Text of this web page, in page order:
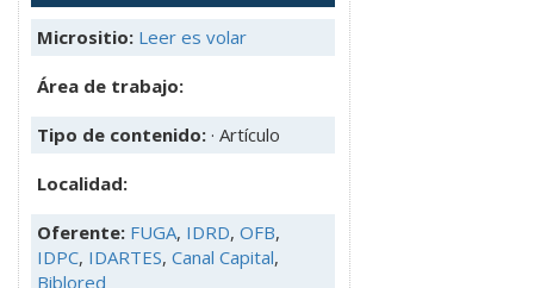
Micrositio: Leer es volar
Área de trabajo:
Tipo de contenido: · Artículo
Localidad:
Oferente: FUGA, IDRD, OFB,
IDPC, IDARTES, Canal Capital,
Biblored